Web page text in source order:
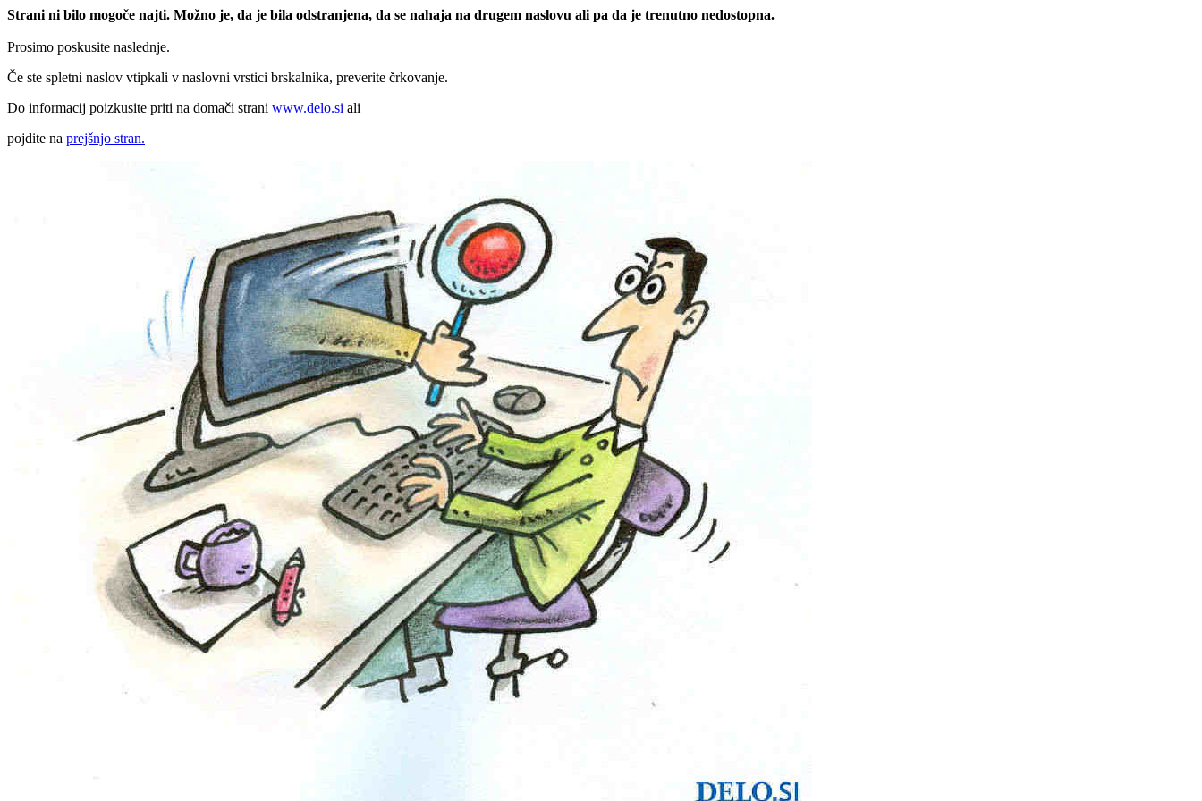
Strani ni bilo mogoče najti. Možno je, da je bila odstranjena, da se nahaja na drugem naslovu ali pa da je trenutno nedostopna.
Prosimo poskusite naslednje.
Če ste spletni naslov vtipkali v naslovni vrstici brskalnika, preverite črkovanje.
Do informacij poizkusite priti na domači strani www.delo.si ali
pojdite na prejšnjo stran.